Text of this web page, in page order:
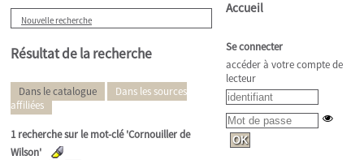
Nouvelle recherche
Résultat de la recherche
Dans le catalogue
Dans les sources
affiliées
1recherche sur le mot-clé'Cornouiller de
Wilson'
Accueil
Se connecter
accéder à votre compte de
lecteur